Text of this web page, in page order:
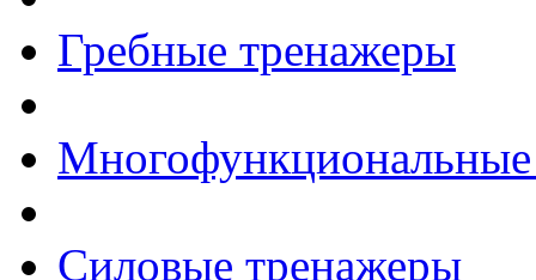
Гребные тренажеры
Силовые тренажеры